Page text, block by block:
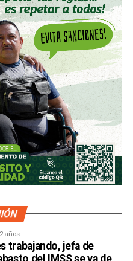
2 años
trabajando, jefa de